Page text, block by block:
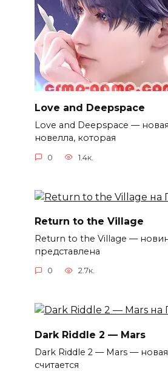
Love and Deepspace
Love and Deepspace —
новелла, которая
0 1.4к.
Return to the Village
Return to the Village —
представлена
0 2.7к.
Dark Riddle 2 — Mars
Dark Riddle 2 — Mars —
считается